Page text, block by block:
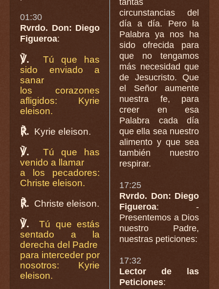
01:30
Rvrdo. Don: Diego
Figueroa:
℣.
Tú que has
sido enviado a
sanar
los corazones
afligidos: Kyrie
eleison.
℟. Kyrie eleison.
℣.
Tú que has
venido a llamar
a los pecadores:
Christe eleison.
℟. Christe eleison.
℣.
Tú que estás
sentado a la
derecha del Padre
para interceder por
nosotros: Kyrie
eleison.
circunstancias del
día a día. Pero la
Palabra ya nos ha
sido ofrecida para
que no tengamos
más necesidad que
de Jesucristo. Que
el Señor aumente
nuestra fe, para
creer en esa
Palabra cada día
que ella sea nuestro
alimento y que sea
también nuestro
respirar.
17:25
Rvrdo. Don: Diego
Figueroa: -
Presentemos a Dios
nuestro Padre,
nuestras peticiones:
17:32
Lector de las
Peticiones: